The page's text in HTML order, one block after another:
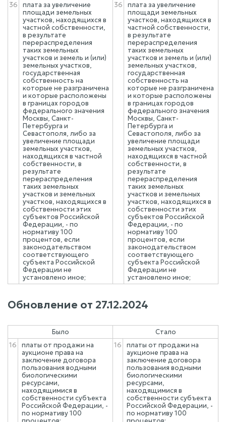
36
плата за увеличение
площади земельных
участков, находящихся в
частной собственности,
в результате
перераспределения
таких земельных
участков и земель и (или)
земельных участков,
государственная
собственность на
которые не разграничена
и которые расположены
в границах городов
федерального значения
Москвы, Санкт-
Петербурга и
Севастополя, либо за
увеличение площади
земельных участков,
находящихся в частной
собственности, в
результате
перераспределения
таких земельных
участков и земельных
участков, находящихся в
собственности этих
субъектов Российской
Федерации, - по
нормативу 100
процентов, если
законодательством
соответствующего
субъекта Российской
Федерации не
установлено иное;
36
плата за увеличение
площади земельных
участков, находящихся в
частной собственности,
в результате
перераспределения
таких земельных
участков и земель и (или)
земельных участков,
государственная
собственность на
которые не разграничена
и которые расположены
в границах городов
федерального значения
Москвы, Санкт-
Петербурга и
Севастополя, либо за
увеличение площади
земельных участков,
находящихся в частной
собственности, в
результате
перераспределения
таких земельных
участков и земельных
участков, находящихся в
собственности этих
субъектов Российской
Федерации, - по
нормативу 100
процентов, если
законодательством
соответствующего
субъекта Российской
Федерации не
установлено иное;
Обновление от 27.12.2024
Было
Стало
16
платы от продажи на
аукционе права на
заключение договора
пользования водными
биологическими
ресурсами,
находящимися в
собственности субъекта
Российской Федерации, -
по нормативу 100
16
платы от продажи на
аукционе права на
заключение договора
пользования водными
биологическими
ресурсами,
находящимися в
собственности субъекта
Российской Федерации, -
по нормативу 100